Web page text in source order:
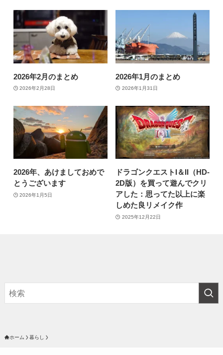
2026年2月のまとめ
2026年2月28日
2026年1月のまとめ
2026年1月31日
2026年、あけましておめで
とうございます
2026年1月5日
ドラゴンクエストI＆II（HD-
2D版）を買って遊んでクリ
アした：思ってた以上に楽
しめた良リメイク作
2025年12月22日
ホーム 暮らし